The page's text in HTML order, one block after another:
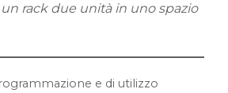
rack due unità in uno spazio
e di utilizzo